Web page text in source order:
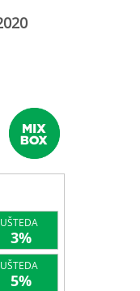
UŠTEDA
3%
UŠTEDA
5%